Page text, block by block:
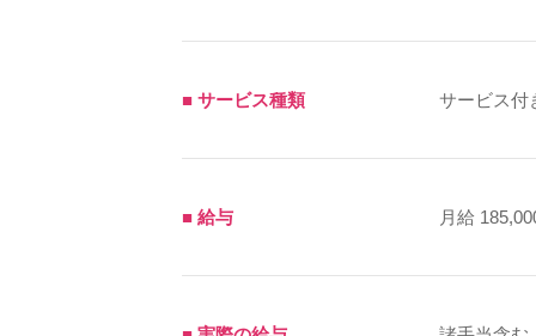
■ サービス種類 サービス付
■ 給与 月給